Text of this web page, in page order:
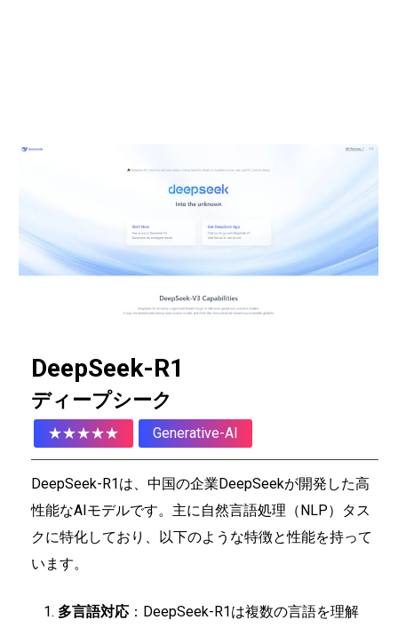
DeepSeek-R1
ディープシーク
★★★★★ Generative-AI
DeepSeek-R1は、中国の企業DeepSeekが開発した高
性能なAIモデルです。主に自然言語処理（NLP）タス
クに特化しており、以下のような特徴と性能を持って
います。
多言語対応：DeepSeek-R1は複数の言語を理解